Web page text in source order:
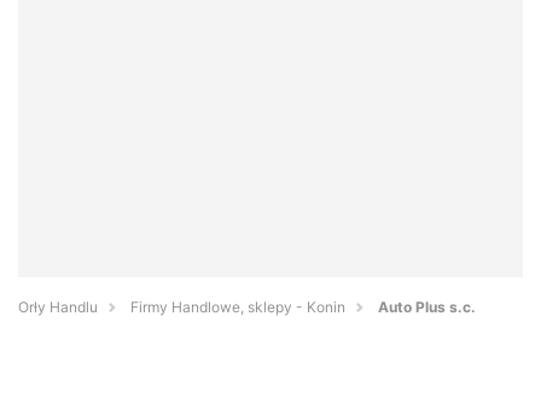
Orły Handlu Firmy Handlowe, sklepy - Konin Auto Plus s.c.